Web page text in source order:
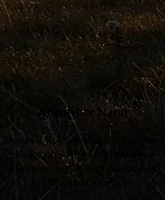
Abenteuer Natur
Ideen und Kompetenzen der Teilnehmer
für kreative Projekte in der Natur.
Abenteuerlust,
Bewegung und Spaß
bei Teamgeländespielen.